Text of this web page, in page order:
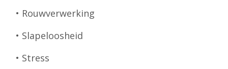
• Rouwverwerking
• Slapeloosheid
• Stress